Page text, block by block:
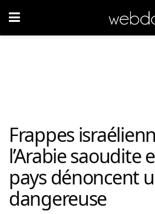
Frappes
l’Arabie saoudite
pays dénoncent
dangereuse